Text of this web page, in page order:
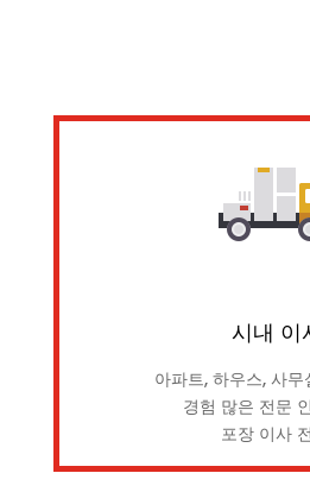
시내 이
아파트, 하우스, 사
경험 많은 전문
포장 이사